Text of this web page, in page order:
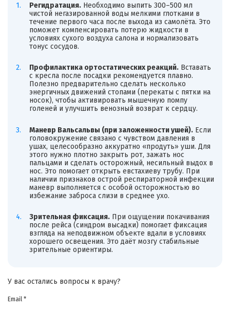
Регидратация.Необходимо выпить 300–500 мл
чистой негазированной воды мелкими глотками в
течение первого часа после выхода из самолёта. Это
поможет компенсировать потерю жидкости в
условиях сухого воздуха салона и нормализовать
тонус сосудов.
Профилактика ортостатических реакций.Вставать
с кресла после посадки рекомендуется плавно.
Полезно предварительно сделать несколько
энергичных движений стопами (перекаты с пятки на
носок), чтобы активировать мышечную помпу
голеней и улучшить венозный возврат к сердцу.
Маневр Вальсальвы (при заложенности ушей).Если
головокружение связано с чувством давления в
ушах, целесообразно аккуратно «продуть» уши. Для
этого нужно плотно закрыть рот, зажать нос
пальцами и сделать осторожный, несильный выдох в
нос. Это помогает открыть евстахиеву трубу. При
наличии признаков острой респираторной инфекции
маневр выполняется с особой осторожностью во
избежание заброса слизи в среднее ухо.
Зрительная фиксация.При ощущении покачивания
после рейса (синдром высадки) помогает фиксация
взгляда на неподвижном объекте вдали в условиях
хорошего освещения. Это даёт мозгу стабильные
зрительные ориентиры.
У вас остались вопросы к врачу?
Email *